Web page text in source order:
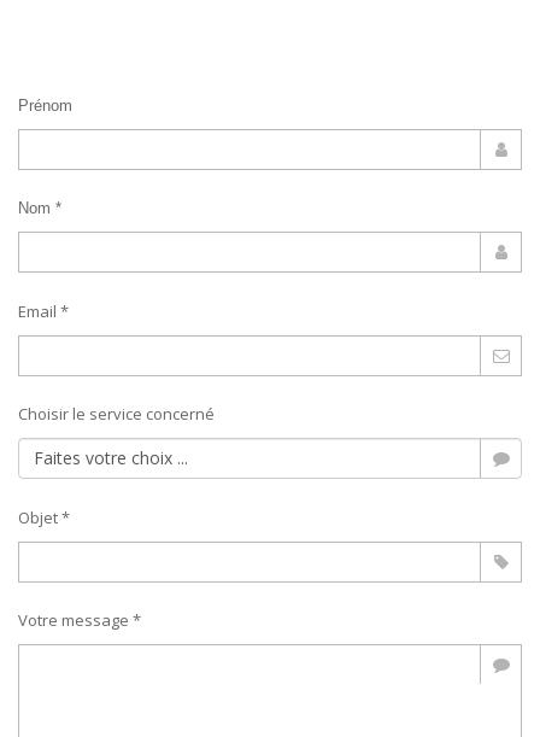
Prénom
Nom *
Email *
Choisir le service concerné
Objet *
Votre message *